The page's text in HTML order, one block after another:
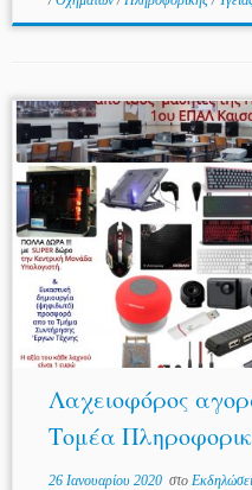
Λαχειοφόρος
Τομέα
26 Ιανουαρίου 2020στο